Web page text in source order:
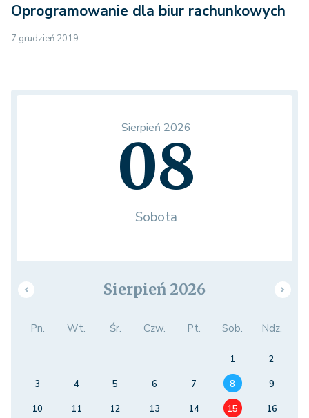
Oprogramowanie dla biur rachunkowych
7 grudzień 2019
Sierpień 2026
08
Sobota
Sierpień 2026
Pn. Wt. Śr. Czw. Pt. Sob. Ndz.
1
2
3
4 5 6 7 8
9
10
11 12 13 14 15 16